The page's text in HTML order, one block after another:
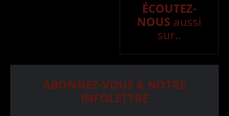
ÉCOUTEZ-
NOUS aussi
sur..
ABONNEZ-VOUS À NOTRE
INFOLETTRE